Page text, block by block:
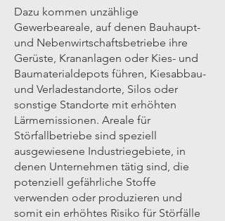
Dazu kommen unzählige
Gewerbeareale, auf denen Bauhaupt-
und Nebenwirtschaftsbetriebe ihre
Gerüste, Krananlagen oder Kies- und
Baumaterialdepots führen, Kiesabbau-
und Verladestandorte, Silos oder
sonstige Standorte mit erhöhten
Lärmemissionen. Areale für
Störfallbetriebe sind speziell
ausgewiesene Industriegebiete, in
denen Unternehmen tätig sind, die
potenziell gefährliche Stoffe
verwenden oder produzieren und
somit ein erhöhtes Risiko für Störfälle